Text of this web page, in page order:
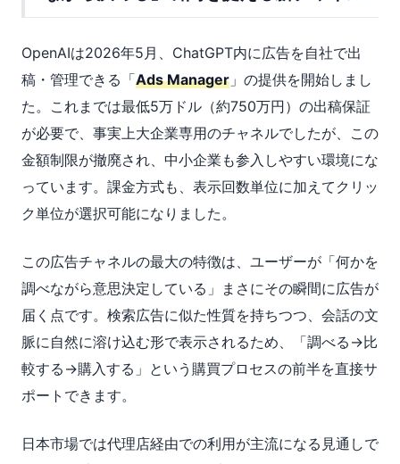
OpenAIは2026年5月、ChatGPT内に広告を自社で出
稿・管理できる「Ads Manager 」の提供を開始しまし
た。これまでは最低5万ドル（約750万円）の出稿保証
が必要で、事実上大企業専用のチャネルでしたが、この
金額制限が撤廃され、中小企業も参入しやすい環境にな
っています。課金方式も、表示回数単位に加えてクリッ
ク単位が選択可能になりました。
この広告チャネルの最大の特徴は、ユーザーが「何かを
調べながら意思決定している」まさにその瞬間に広告が
届く点です。検索広告に似た性質を持ちつつ、会話の文
脈に自然に溶け込む形で表示されるため、「調べる→比
較する→購入する」という購買プロセスの前半を直接サ
ポートできます。
日本市場では代理店経由での利用が主流になる見通しで